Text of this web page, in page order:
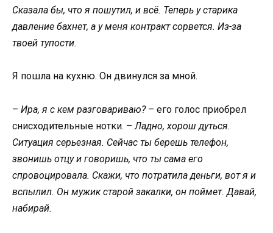
Сказала бы, что я пошутил, и всё. Теперь у старика
давление бахнет, а у меня контракт сорвется. Из-за
твоей тупости.
Я пошла на кухню. Он двинулся за мной.
– Ира, я с кем разговариваю?– его голос приобрел
снисходительные нотки. – Ладно, хорош дуться.
Ситуация серьезная. Сейчас ты берешь телефон,
звонишь отцу и говоришь, что ты сама его
спровоцировала. Скажи, что потратила деньги, вот я и
вспылил. Он мужик старой закалки, он поймет. Давай,
набирай.